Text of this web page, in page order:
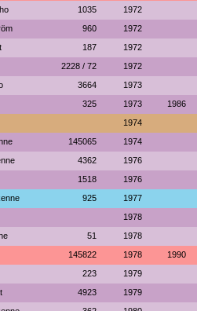
1035 1972
960 1972
187 1972
2228 / 72 1972
3664 1973
325 1973 1986
1974
145065 1974
4362 1976
1518 1976
925 1977
1978
51 1978
145822 1978 1990
223 1979
4923 1979